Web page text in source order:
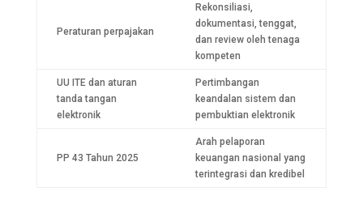
Peraturan perpajakan
Rekonsiliasi,
dokumentasi, tenggat,
dan review oleh tenaga
kompeten
UU ITE dan aturan
tanda tangan
elektronik
Pertimbangan
keandalan sistem dan
pembuktian elektronik
PP 43 Tahun 2025
Arah pelaporan
keuangan nasional yang
terintegrasi dan kredibel